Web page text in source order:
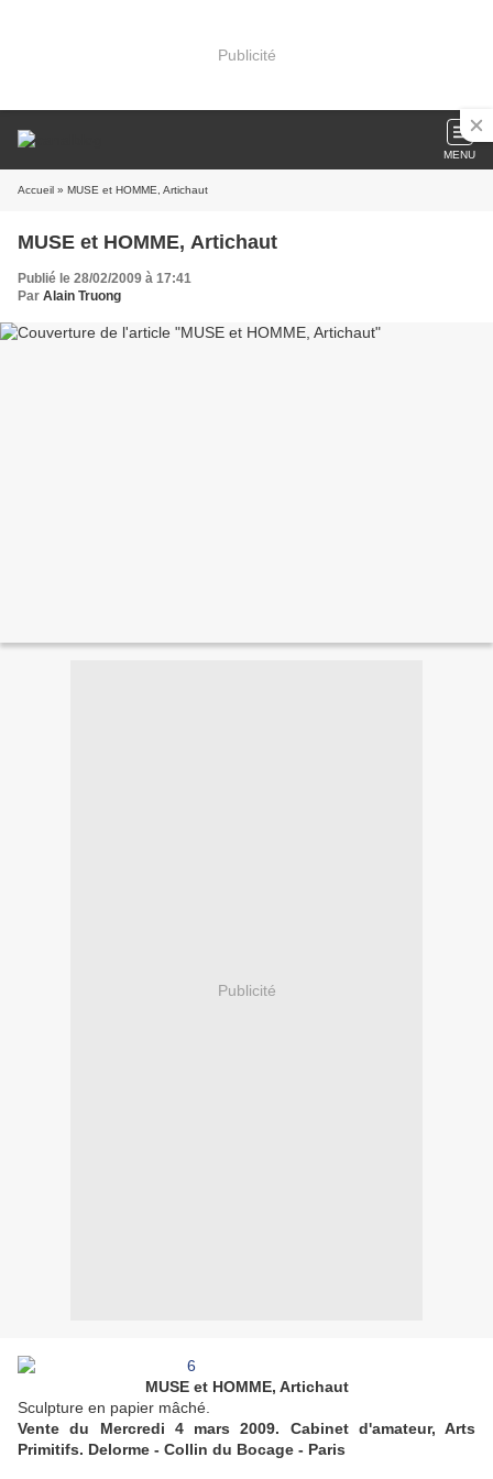
Publicité
MENU
Accueil » MUSE et HOMME, Artichaut
MUSE et HOMME, Artichaut
Publié le 28/02/2009 à 17:41
Par Alain Truong
Publicité
MUSE et HOMME, Artichaut
Sculpture en papier mâché.
Vente du Mercredi 4 mars 2009. Cabinet d'amateur, Arts
Primitifs. Delorme - Collin du Bocage - Paris